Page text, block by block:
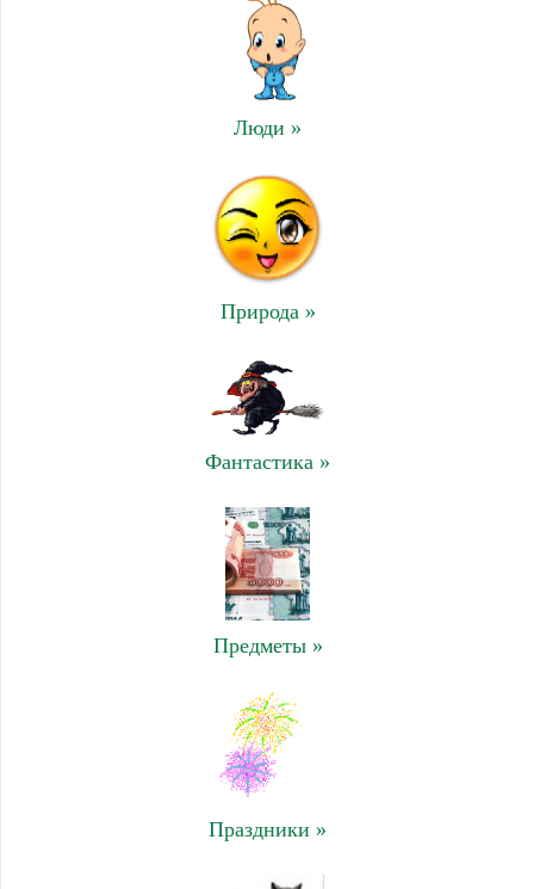
Люди »
Природа »
Фантастика »
Предметы »
Праздники »